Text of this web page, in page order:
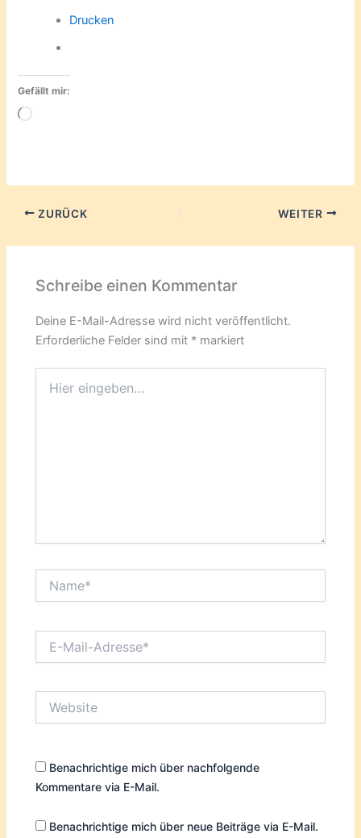
Drucken
Gefällt mir:
Wird
ZURÜCK WEITER
Schreibe einen Kommentar
Deine E-Mail-Adresse wird nicht veröffentlicht.
Erforderliche Felder sind mit * markiert
eingeben…
Mail-
Benachrichtige mich über nachfolgende
Kommentare via E-Mail.
Benachrichtige mich über neue Beiträge via E-Mail.